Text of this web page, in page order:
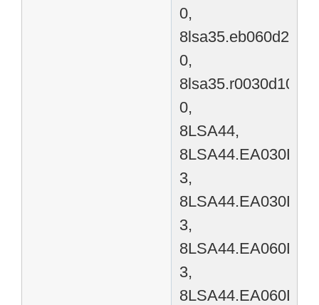
0,
8lsa35.eb060d200-
0,
8lsa35.r0030d100-
0,
8LSA44,
3,
3,
3,